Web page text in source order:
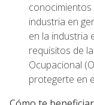
conocimientos
industria en
en la industria
requisitos de
Ocupacional
protegerte en